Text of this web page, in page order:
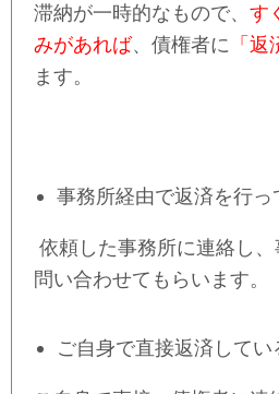
滞納が一時的なもので、 す
みがあれば、債権者に 「
ます。
事務所経由で返済を行っ
依頼した事務所に連絡し
問い合わせてもらいます。
ご自身で直接返済してい